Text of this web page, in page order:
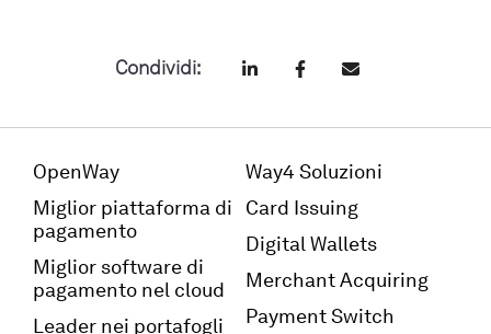
Condividi:
OpenWay
Miglior piattaforma di
pagamento
Miglior software di
pagamento nel cloud
Leader nei portafogli
Way4 Soluzioni
Card Issuing
Digital Wallets
Merchant Acquiring
Payment Switch